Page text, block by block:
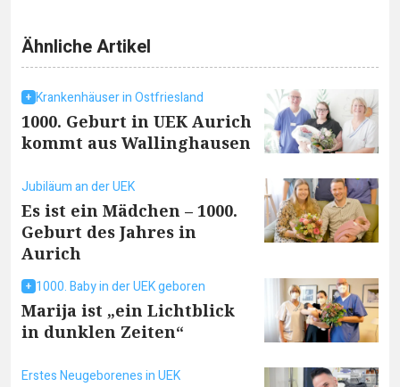
Ähnliche Artikel
Krankenhäuser in Ostfriesland
1000. Geburt in UEK Aurich
kommt aus Wallinghausen
Jubiläum an der UEK
Es ist ein Mädchen – 1000.
Geburt des Jahres in
Aurich
1000. Baby in der UEK geboren
Marija ist „ein Lichtblick
in dunklen Zeiten“
Erstes Neugeborenes in UEK